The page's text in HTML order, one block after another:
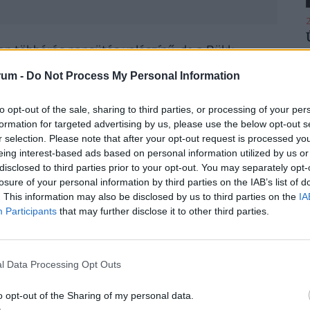
- Do Not Process My Personal Information
opt-out of the sale, sharing to third parties, or processing of your
for targeted advertising by us, please use the below opt-out
selection. Please note that after your opt-out request is processed
interest-based ads based on personal information utilized by us
to third parties prior to your opt-out. You may separately
of your personal information by third parties on the IAB’s list of
This information may also be disclosed by us to third parties on the
Participants that may further disclose it to other third parties.
Data Processing Opt Outs
opt-out of the Sharing of my personal data.
többórás napsütés valószínű, de a Bükk-
több lesz a felhő, és ott napközben
csapadék. Az északnyugati, nyugati
Éjjel általában 1 és 9 fok közé csökken a
1, 0 fok is lehet. Délután 16 és 19 fok közötti
többórás napsütés valószínű, csapadék
A délies szél többnyire mérsékelt
és 23 fok között alakul.
előrejelzés ITT!
mellett többórás napsütés is valószínű.